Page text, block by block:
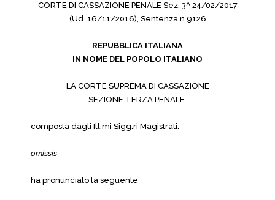
CORTE DI CASSAZIONE PENALE Sez. 3^ 24/02/2017
(Ud. 16/11/2016), Sentenza n.9126
REPUBBLICA ITALIANA
IN NOME DEL POPOLO ITALIANO
LA CORTE SUPREMA DI CASSAZIONE
SEZIONE TERZA PENALE
composta dagli Ill.mi Sigg.ri Magistrati:
omissis
ha pronunciato la seguente